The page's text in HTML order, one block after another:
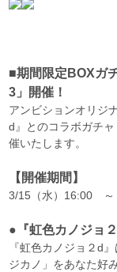
■期間限定BOXガ
3」開催！
アンビションオリジ
d』とのコラボガチ
催いたします。
【開催期間】
3/15（水）16:00
●『虹色カノジョ
『虹色カノジョ２d
ジカノ」をあなた好